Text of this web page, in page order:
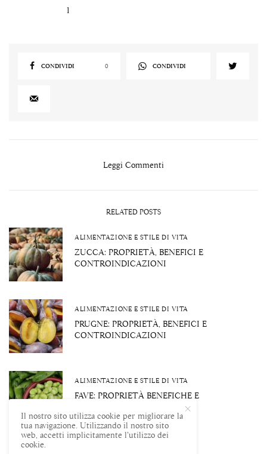
1
CONDIVIDI 0 CONDIVIDI
Leggi Commenti
RELATED POSTS
ALIMENTAZIONE E STILE DI VITA
ZUCCA: PROPRIETÀ, BENEFICI E
CONTROINDICAZIONI
ALIMENTAZIONE E STILE DI VITA
PRUGNE: PROPRIETÀ, BENEFICI E
CONTROINDICAZIONI
ALIMENTAZIONE E STILE DI VITA
FAVE: PROPRIETÀ BENEFICHE E
Il nostro sito utilizza cookie per migliorare la
tua navigazione. Utilizzando il nostro sito
web, accetti implicitamente l’utilizzo dei
cookie.